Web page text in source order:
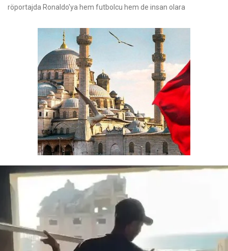
röportajda Ronaldo'ya hem futbolcu hem de insan olara